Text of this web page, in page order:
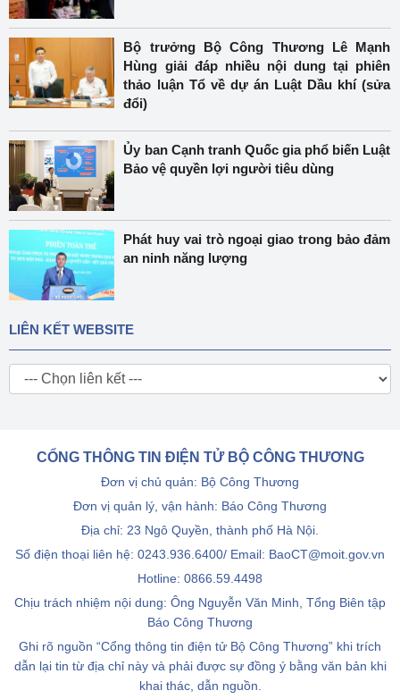
Bộ trưởng Bộ Công Thương Lê Mạnh
Hùng giải đáp nhiều nội dung tại phiên
thảo luận Tổ về dự án Luật Dầu khí (sửa
đổi)
Ủy ban Cạnh tranh Quốc gia phổ biến Luật
Bảo vệ quyền lợi người tiêu dùng
Phát huy vai trò ngoại giao trong bảo đảm
an ninh năng lượng
LIÊN KẾT WEBSITE
CỔNG THÔNG TIN ĐIỆN TỬ BỘ CÔNG THƯƠNG
Đơn vị chủ quản: Bộ Công Thương
Đơn vị quản lý, vận hành: Báo Công Thương
Địa chỉ: 23 Ngô Quyền, thành phố Hà Nội.
Số điện thoại liên hệ: 0243.936.6400/ Email: BaoCT@moit.gov.vn
Hotline: 0866.59.4498
Chịu trách nhiệm nội dung: Ông Nguyễn Văn Minh, Tổng Biên tập
Báo Công Thương
Ghi rõ nguồn “Cổng thông tin điện tử Bộ Công Thương” khi trích
dẫn lại tin từ địa chỉ này và phải được sự đồng ý bằng văn bản khi
khai thác, dẫn nguồn.